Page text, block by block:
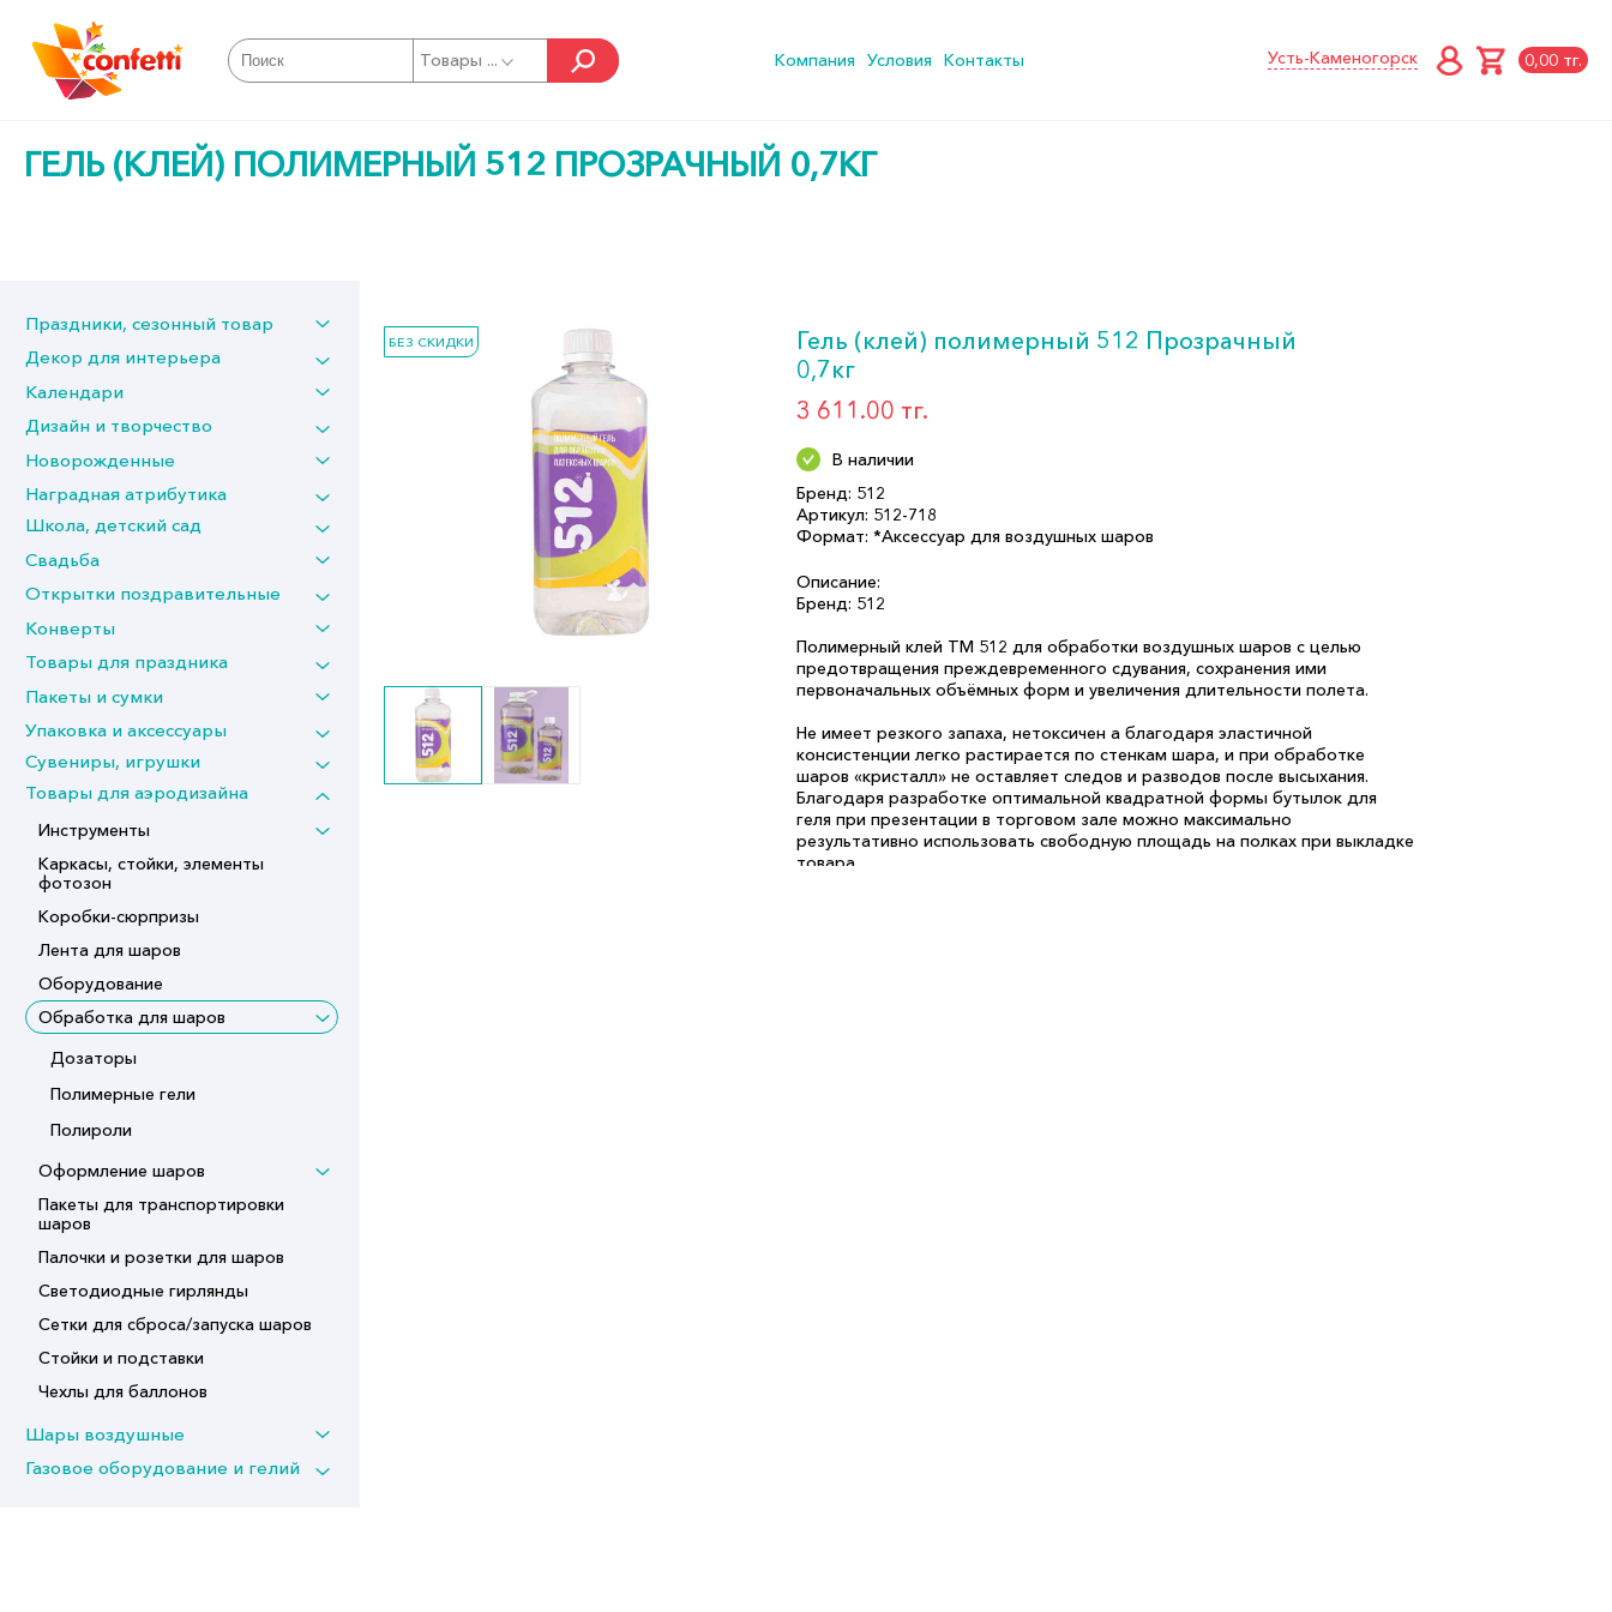
Товары ... Компания Условия Контакты Усть-Каменогорск 0,00 тг.
ГЕЛЬ (КЛЕЙ) ПОЛИМЕРНЫЙ 512 ПРОЗРАЧНЫЙ 0,7КГ
Праздники, сезонный товар
Декор для интерьера
Календари
Дизайн и творчество
Новорожденные
Наградная атрибутика
Школа, детский сад
Свадьба
Открытки поздравительные
Конверты
Товары для праздника
Пакеты и сумки
Упаковка и аксессуары
Сувениры, игрушки
Товары для аэродизайна
Инструменты
Каркасы, стойки, элементы
фотозон
Коробки-сюрпризы
Лента для шаров
Оборудование
Обработка для шаров
Дозаторы
Полимерные гели
Полироли
Оформление шаров
Пакеты для транспортировки
шаров
Палочки и розетки для шаров
Светодиодные гирлянды
Сетки для сброса/запуска шаров
Стойки и подставки
Чехлы для баллонов
Шары воздушные
Газовое оборудование и гелий
БЕЗ СКИДКИ
Гель (клей) полимерный 512 Прозрачный
0,7кг
3 611.00 тг.
В наличии
Бренд: 512
Артикул: 512-718
Формат: *Аксессуар для воздушных шаров
Описание:
Бренд: 512
Полимерный клей ТМ 512 для обработки воздушных шаров с целью
предотвращения преждевременного сдувания, сохранения ими
первоначальных объёмных форм и увеличения длительности полета.
Не имеет резкого запаха, нетоксичен а благодаря эластичной
консистенции легко растирается по стенкам шара, и при обработке
шаров «кристалл» не оставляет следов и разводов после высыхания.
Благодаря разработке оптимальной квадратной формы бутылок для
геля при презентации в торговом зале можно максимально
результативно использовать свободную площадь на полках при выкладке
товара.